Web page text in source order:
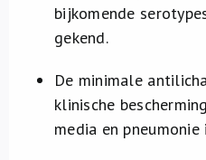
bijkomende
gekend.
De minimale
klinische
media en pneumonie